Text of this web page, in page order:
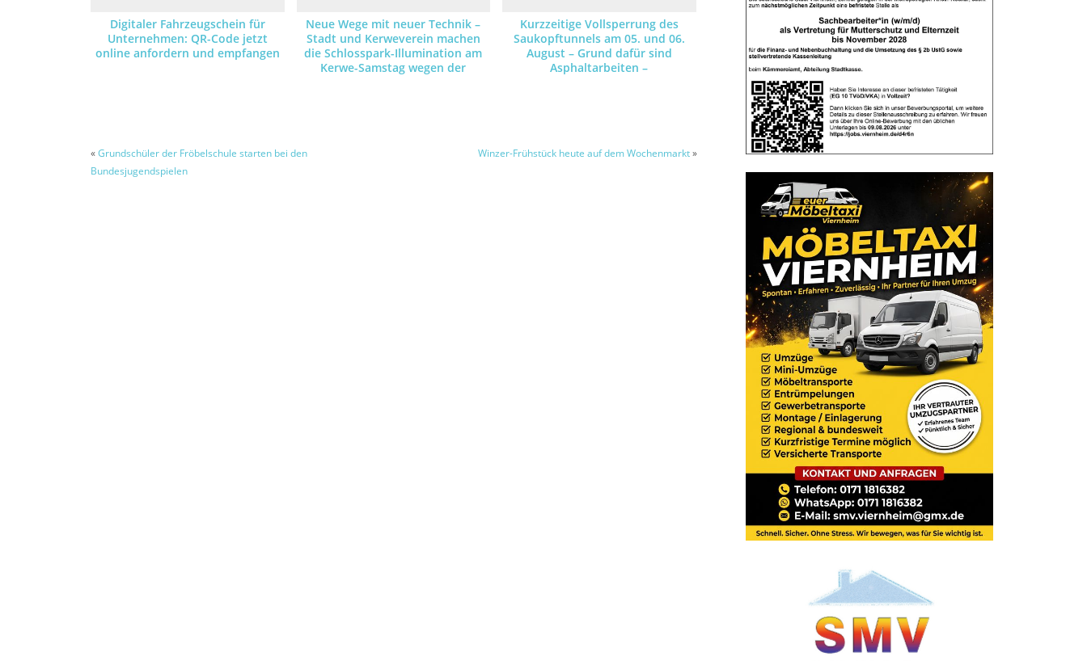
Digitaler Fahrzeugschein für
Unternehmen: QR-Code jetzt
online anfordern und empfangen
Neue Wege mit neuer Technik –
Stadt und Kerweverein machen
die Schlosspark-Illumination am
Kerwe-Samstag wegen der
Kurzzeitige Vollsperrung des
Saukopftunnels am 05. und 06.
August – Grund dafür sind
Asphaltarbeiten –
«Grundschüler der Fröbelschule starten bei den
Bundesjugendspielen
Winzer-Frühstück heute auf dem Wochenmarkt»